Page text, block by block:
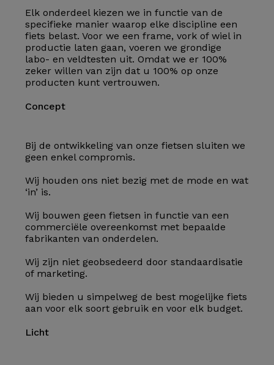
Elk onderdeel kiezen we in functie van de
specifieke manier waarop elke discipline een
fiets belast. Voor we een frame, vork of wiel in
productie laten gaan, voeren we grondige
labo- en veldtesten uit. Omdat we er 100%
zeker willen van zijn dat u 100% op onze
producten kunt vertrouwen.
Concept
Bij de ontwikkeling van onze fietsen sluiten we
geen enkel compromis.
Wij houden ons niet bezig met de mode en wat
‘in’ is.
Wij bouwen geen fietsen in functie van een
commerciële overeenkomst met bepaalde
fabrikanten van onderdelen.
Wij zijn niet geobsedeerd door standaardisatie
of marketing.
Wij bieden u simpelweg de best mogelijke fiets
aan voor elk soort gebruik en voor elk budget.
Licht